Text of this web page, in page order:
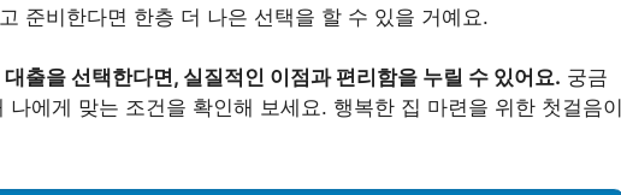
준비한다면 한층 더 나은 선택을 할 수 있을 거예요.
출을 선택한다면, 실질적인 이점과 편리함을 누릴 수 있어요. 궁금
에게 맞는 조건을 확인해 보세요. 행복한 집 마련을 위한 첫걸음이